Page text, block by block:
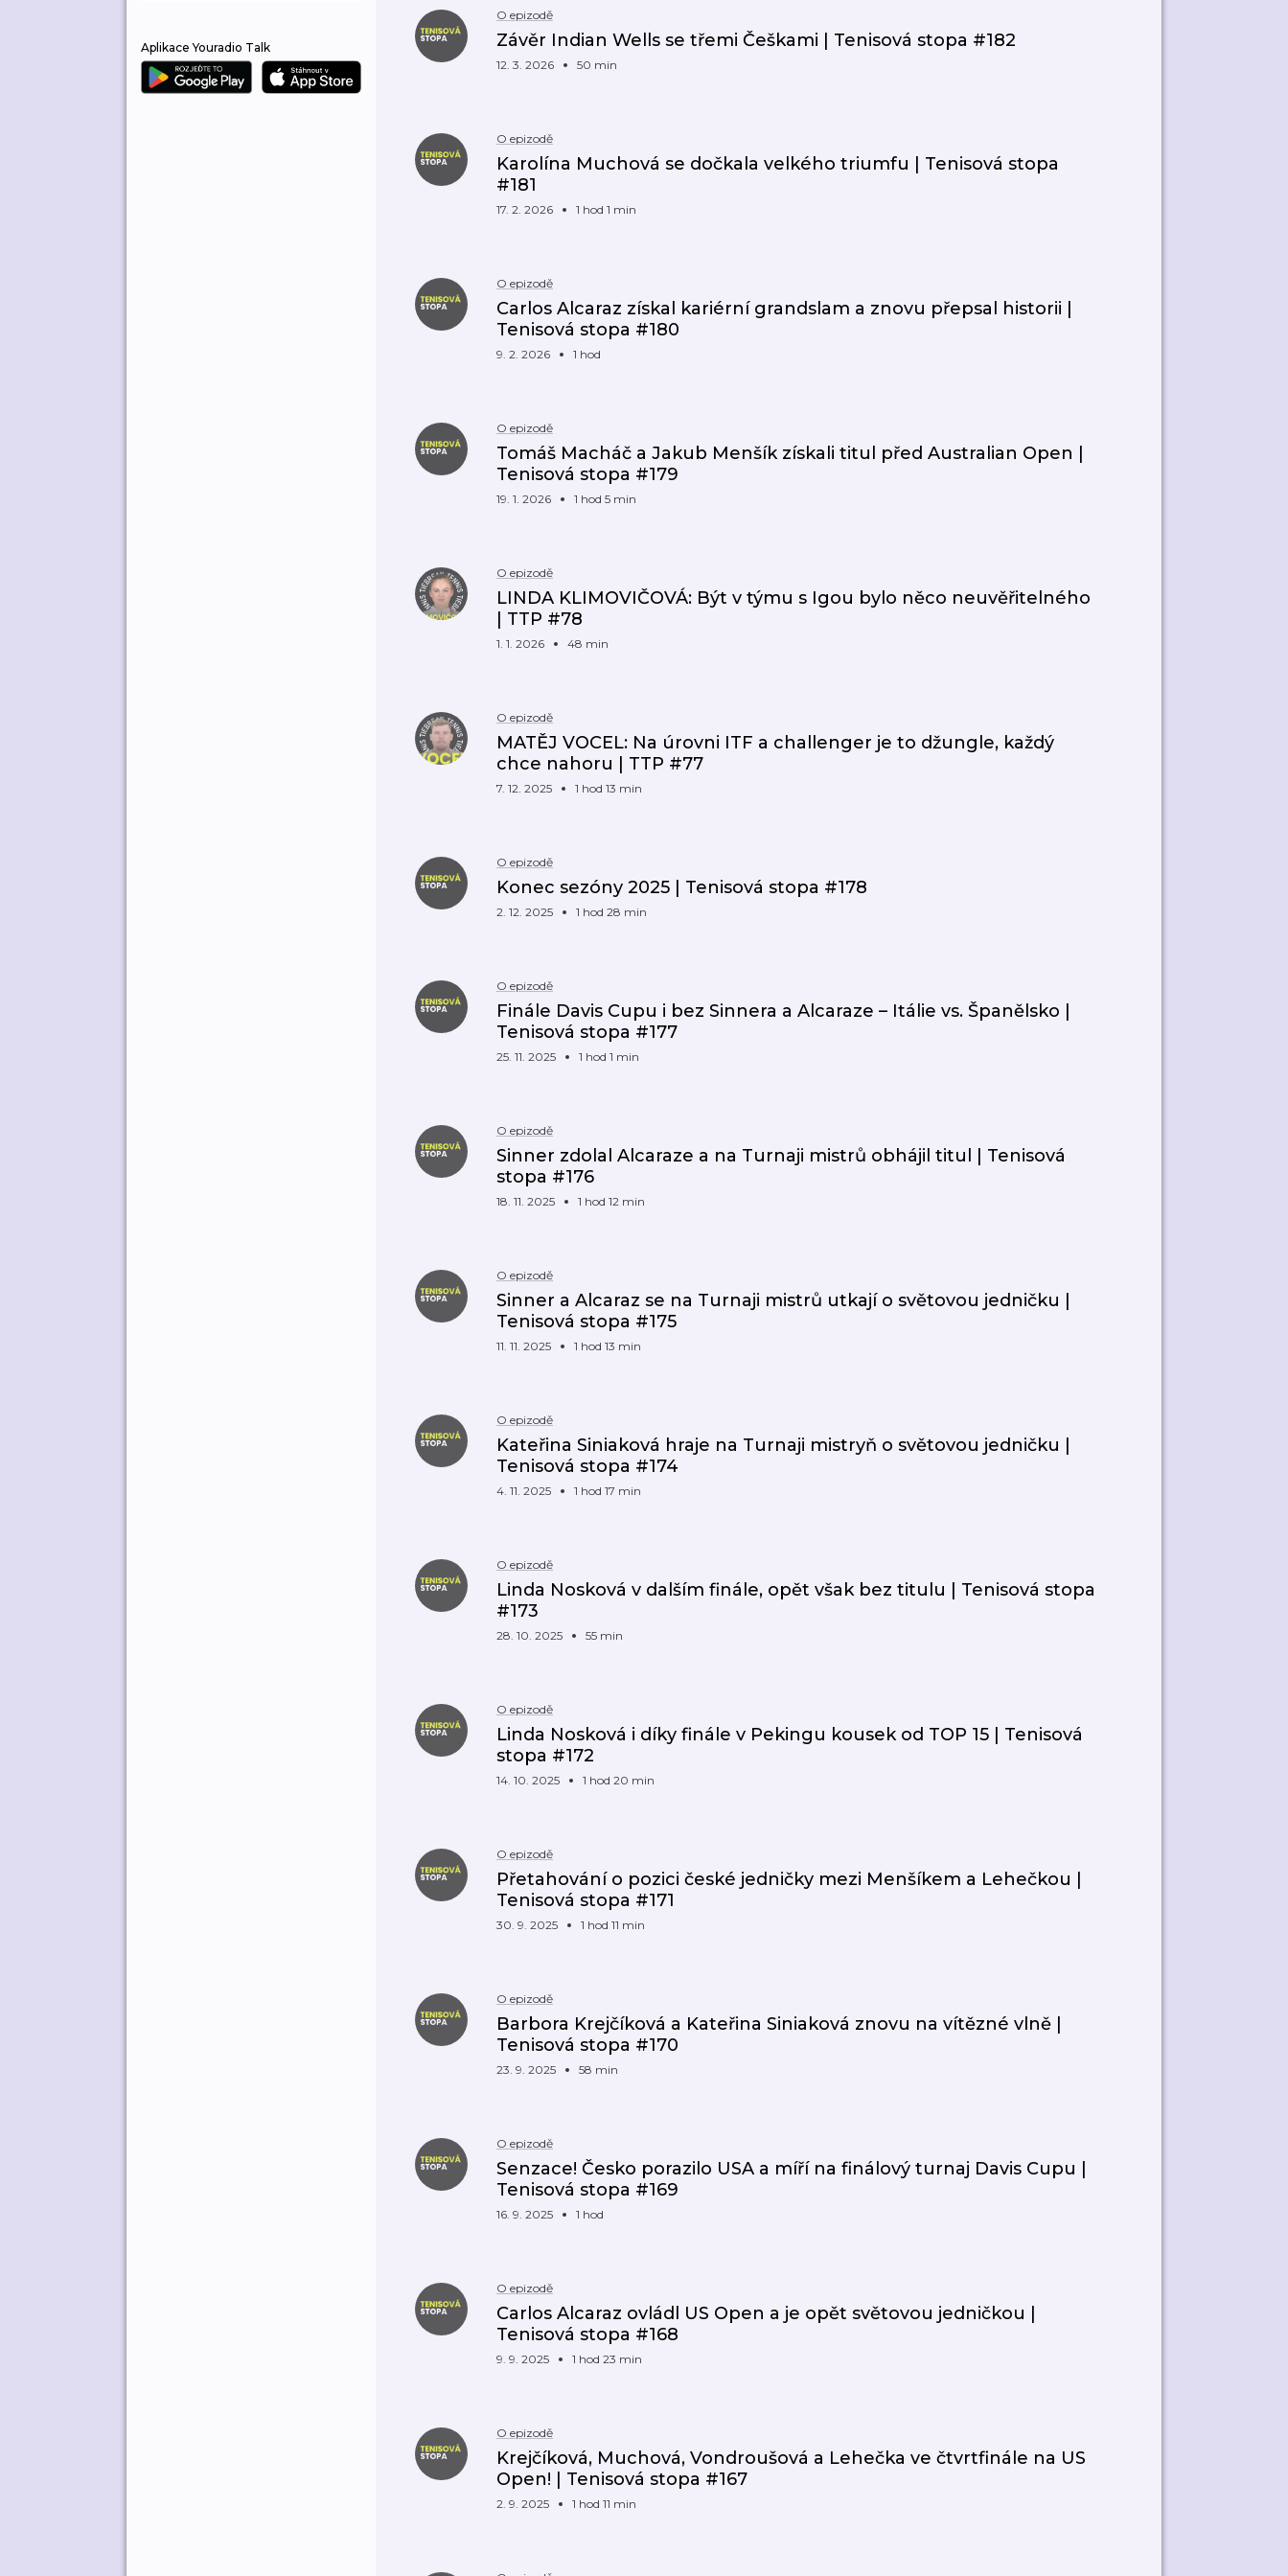
Aplikace Youradio Talk
O epizodě
Závěr Indian Wells se třemi Češkami | Tenisová stopa #182
12. 3. 2026 50 min
O epizodě
Karolína Muchová se dočkala velkého triumfu | Tenisová stopa
#181
17. 2. 2026 1 hod 1 min
O epizodě
Carlos Alcaraz získal kariérní grandslam a znovu přepsal historii |
Tenisová stopa #180
9. 2. 2026 1 hod
O epizodě
Tomáš Macháč a Jakub Menšík získali titul před Australian Open |
Tenisová stopa #179
19. 1. 2026 1 hod 5 min
O epizodě
LINDA KLIMOVIČOVÁ: Být v týmu s Igou bylo něco neuvěřitelného
| TTP #78
1. 1. 2026 48 min
O epizodě
MATĚJ VOCEL: Na úrovni ITF a challenger je to džungle, každý
chce nahoru | TTP #77
7. 12. 2025 1 hod 13 min
O epizodě
Konec sezóny 2025 | Tenisová stopa #178
2. 12. 2025 1 hod 28 min
O epizodě
Finále Davis Cupu i bez Sinnera a Alcaraze – Itálie vs. Španělsko |
Tenisová stopa #177
25. 11. 2025 1 hod 1 min
O epizodě
Sinner zdolal Alcaraze a na Turnaji mistrů obhájil titul | Tenisová
stopa #176
18. 11. 2025 1 hod 12 min
O epizodě
Sinner a Alcaraz se na Turnaji mistrů utkají o světovou jedničku |
Tenisová stopa #175
11. 11. 2025 1 hod 13 min
O epizodě
Kateřina Siniaková hraje na Turnaji mistryň o světovou jedničku |
Tenisová stopa #174
4. 11. 2025 1 hod 17 min
O epizodě
Linda Nosková v dalším finále, opět však bez titulu | Tenisová stopa
#173
28. 10. 2025 55 min
O epizodě
Linda Nosková i díky finále v Pekingu kousek od TOP 15 | Tenisová
stopa #172
14. 10. 2025 1 hod 20 min
O epizodě
Přetahování o pozici české jedničky mezi Menšíkem a Lehečkou |
Tenisová stopa #171
30. 9. 2025 1 hod 11 min
O epizodě
Barbora Krejčíková a Kateřina Siniaková znovu na vítězné vlně |
Tenisová stopa #170
23. 9. 2025 58 min
O epizodě
Senzace! Česko porazilo USA a míří na finálový turnaj Davis Cupu |
Tenisová stopa #169
16. 9. 2025 1 hod
O epizodě
Carlos Alcaraz ovládl US Open a je opět světovou jedničkou |
Tenisová stopa #168
9. 9. 2025 1 hod 23 min
O epizodě
Krejčíková, Muchová, Vondroušová a Lehečka ve čtvrtfinále na US
Open! | Tenisová stopa #167
2. 9. 2025 1 hod 11 min